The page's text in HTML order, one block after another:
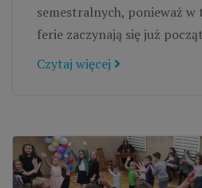
semestralnych, ponieważ
ferie zaczynają się już
Czytaj więcej